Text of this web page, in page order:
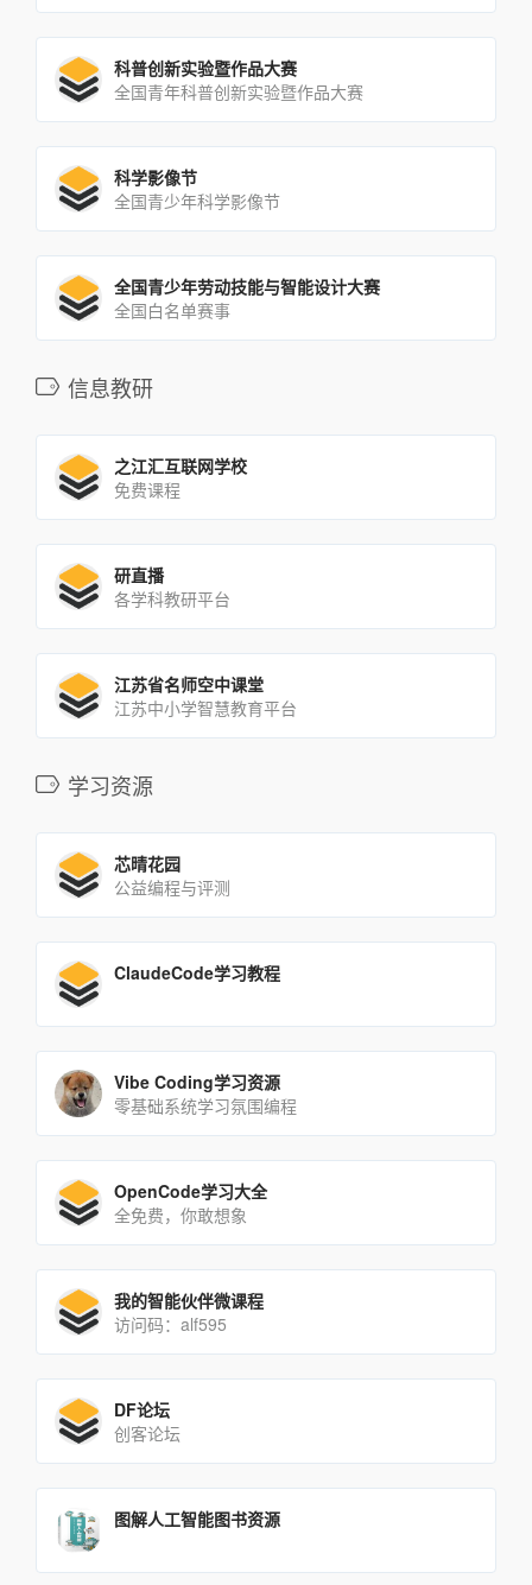
科普创新实验暨作品大赛
全国青年科普创新实验暨作品大赛
科学影像节
全国青少年科学影像节
全国青少年劳动技能与智能设计大赛
全国白名单赛事
信息教研
之江汇互联网学校
免费课程
研直播
各学科教研平台
江苏省名师空中课堂
江苏中小学智慧教育平台
学习资源
芯晴花园
公益编程与评测
ClaudeCode学习教程
Vibe Coding学习资源
零基础系统学习氛围编程
OpenCode学习大全
全免费，你敢想象
我的智能伙伴微课程
访问码：alf595
DF论坛
创客论坛
图解人工智能图书资源